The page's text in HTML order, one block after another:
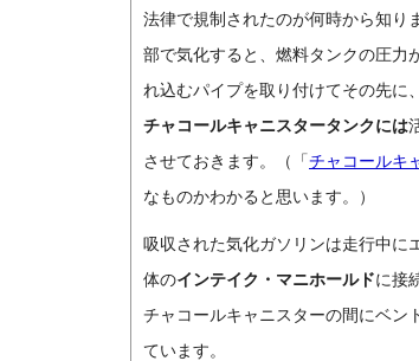
法律で規制されたのが何時から知り
部で気化すると、燃料タンクの圧力
れ込むパイプを取り付けてその先に、
チャコールキャニスタータンクには
させておきます。（「チャコールキ
なものかわかると思います。）
吸収された気化ガソリンは走行中に
体のインテイク・マニホールドに接
チャコールキャニスターの間にベン
ています。